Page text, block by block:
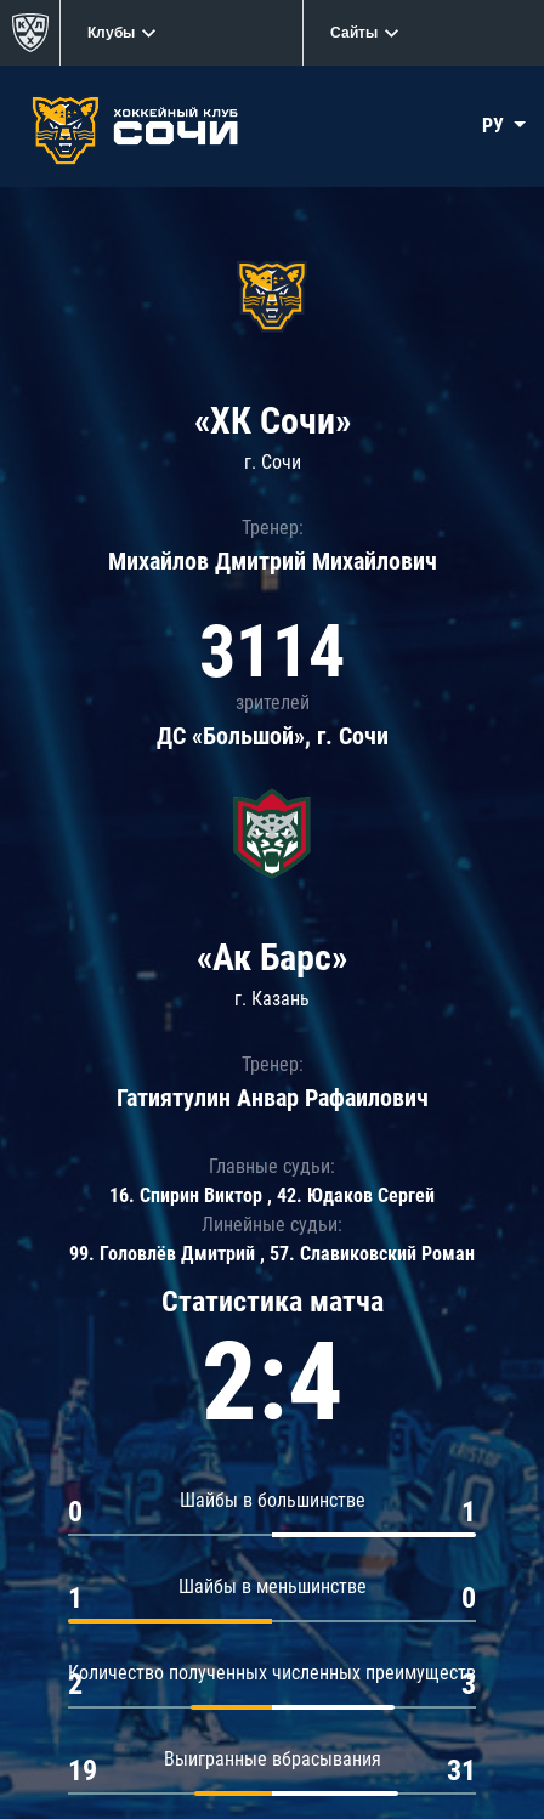
Клубы Сайты
РУ
«ХК Сочи»
г. Сочи
Тренер:
Михайлов Дмитрий Михайлович
3114
зрителей
ДС «Большой», г. Сочи
Статистика матча
2:4
Шайбы в большинстве
0 1
Шайбы в меньшинстве
1 0
Количество полученных численных преимуществ
2 3
Выигранные вбрасывания
19 31
«Ак Барс»
г. Казань
Тренер:
Гатиятулин Анвар Рафаилович
Главные судьи:
16. Спирин Виктор , 42. Юдаков Сергей
Линейные судьи:
99. Головлёв Дмитрий , 57. Славиковский Роман